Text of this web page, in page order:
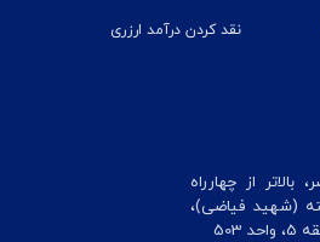
نقد کردن درآمد ارزری
بالاتر از چهارراه
(شهید فیاضی)،